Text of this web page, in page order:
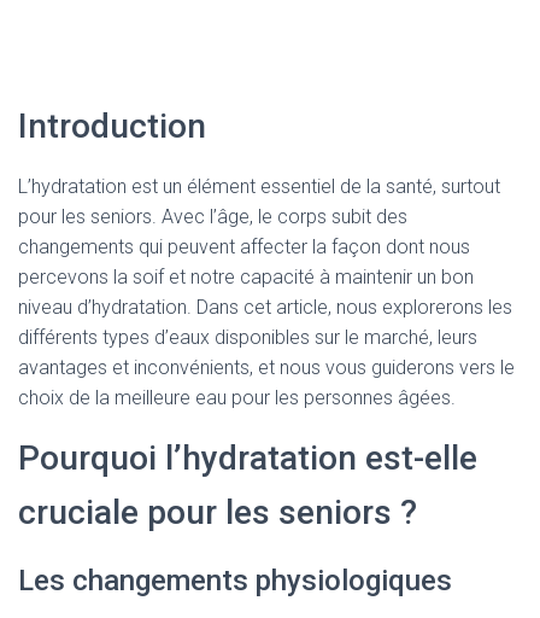
Introduction
L’hydratation est un élément essentiel de la santé, surtout
pour les seniors. Avec l’âge, le corps subit des
changements qui peuvent affecter la façon dont nous
percevons la soif et notre capacité à maintenir un bon
niveau d’hydratation. Dans cet article, nous explorerons les
différents types d’eaux disponibles sur le marché, leurs
avantages et inconvénients, et nous vous guiderons vers le
choix de la meilleure eau pour les personnes âgées.
Pourquoi l’hydratation est-elle
cruciale pour les seniors ?
Les changements physiologiques